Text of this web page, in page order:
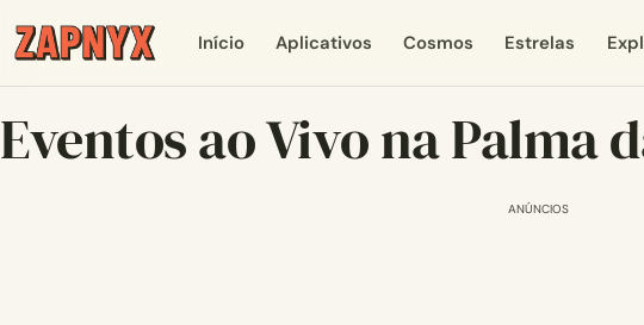
Início Aplicativos Cosmos Estrelas
Eventos ao Vivo na Palma
ANÚNCIOS